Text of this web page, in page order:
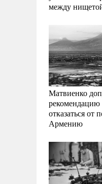
между
Матвиенко
рекомендацию
отказаться от
Армению